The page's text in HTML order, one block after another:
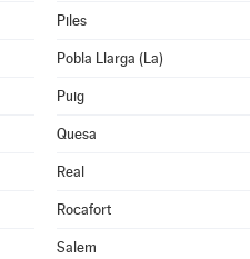
Piles
Pobla Llarga (La)
Puig
Quesa
Real
Rocafort
Salem